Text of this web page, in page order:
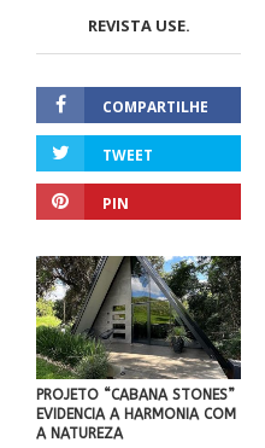
REVISTA USE.
COMPARTILHE
TWEET
PIN
PROJETO “CABANA STONES”
EVIDENCIA A HARMONIA COM
A NATUREZA